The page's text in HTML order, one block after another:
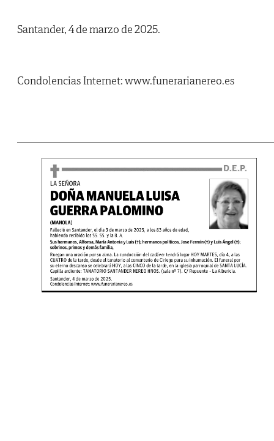
Santander, 4 de marzo de 2025.
Condolencias Internet: www.funerarianereo.es